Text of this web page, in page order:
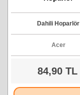
Dahili Hoparlör
Acer
84,90 TL